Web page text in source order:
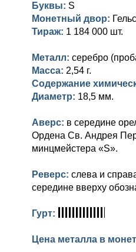
Буквы: S
Монетный двор:
Тираж: 1 184 000 шт.
Металл: серебро
Масса: 2,54 г.
Содержание
Диаметр: 18,5 мм.
Аверс: в середине
Ордена Св. Андрея
минцмейстера «S».
Реверс: слева и
середине вверху
Гурт:
Цена металла в